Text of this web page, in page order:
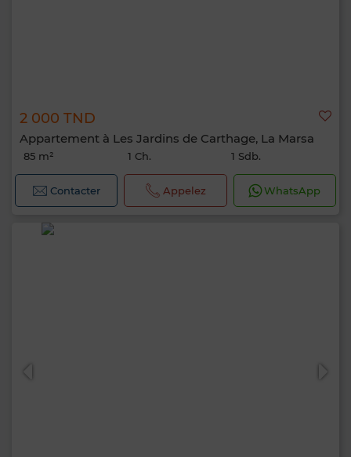
2 000 TND
Appartement à Les Jardins de Carthage, La Marsa
85 m² 1 Ch. 1 Sdb.
Contacter Appelez WhatsApp